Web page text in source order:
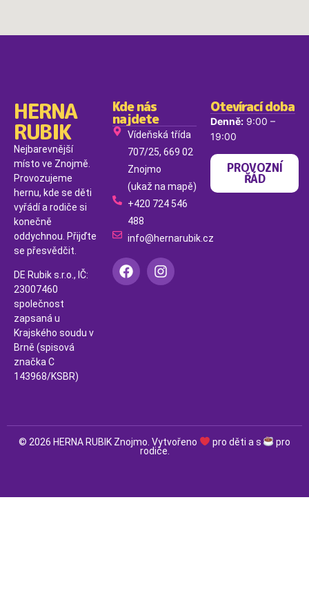
HERNA
RUBIK
Nejbarevnější
místo ve Znojmě.
Provozujeme
hernu, kde se děti
vyřádí a rodiče si
konečně
oddychnou. Přijďte
se přesvědčit.
DE Rubik s.r.o., IČ:
23007460
společnost
zapsaná u
Krajského soudu v
Brně (spisová
značka C
143968/KSBR)
Kde nás
najdete
Vídeňská třída
707/25, 669 02
Znojmo
(ukaž na mapě)
+420 724 546
488
info@hernarubik.cz
Otevírací doba
Denně: 9:00 –
19:00
PROVOZNÍ
ŘÁD
© 2026 HERNA RUBIK Znojmo. Vytvořeno pro děti a s
pro
rodiče.